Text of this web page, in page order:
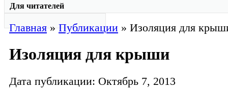
Для читателей
Главная»Публикации » Изоляция для
Изоляция для крыши
Дата публикации: Октябрь 7, 2013